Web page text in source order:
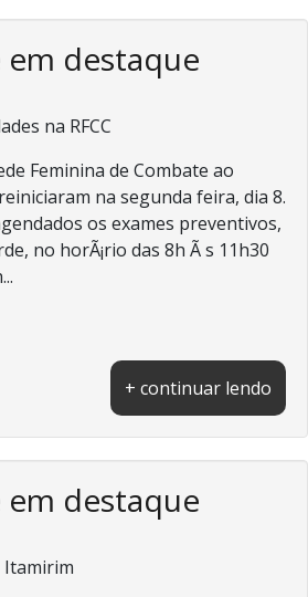
em destaque
na RFCC
Feminina de Combate ao
na segunda feira, dia 8.
os exames preventivos,
no horÃ¡rio das 8h Ã s 11h30
+ continuar lendo
em destaque
Itamirim